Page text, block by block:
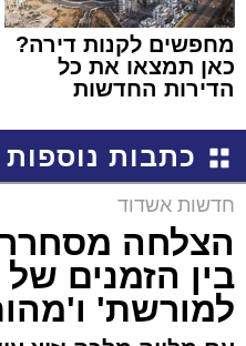
מחפשים לקנות דירה?
כאן תמצאו את כל
הדירות החדשות
כתבות נוספות
חדשות אשדוד
הצלחה
בין הזמנים
למורשת'